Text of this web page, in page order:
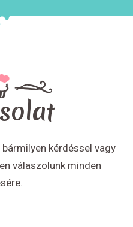
kérdéssel vagy
válaszolunk minden